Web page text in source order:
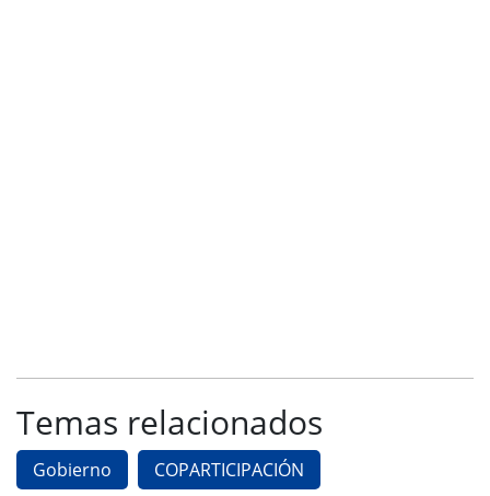
Temas relacionados
Gobierno COPARTICIPACIÓN